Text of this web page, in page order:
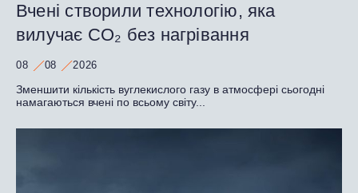
Вчені створили технологію, яка
вилучає CO₂ без нагрівання
08 08 2026
Зменшити кількість вуглекислого газу в атмосфері сьогодні
намагаються вчені по всьому світу...